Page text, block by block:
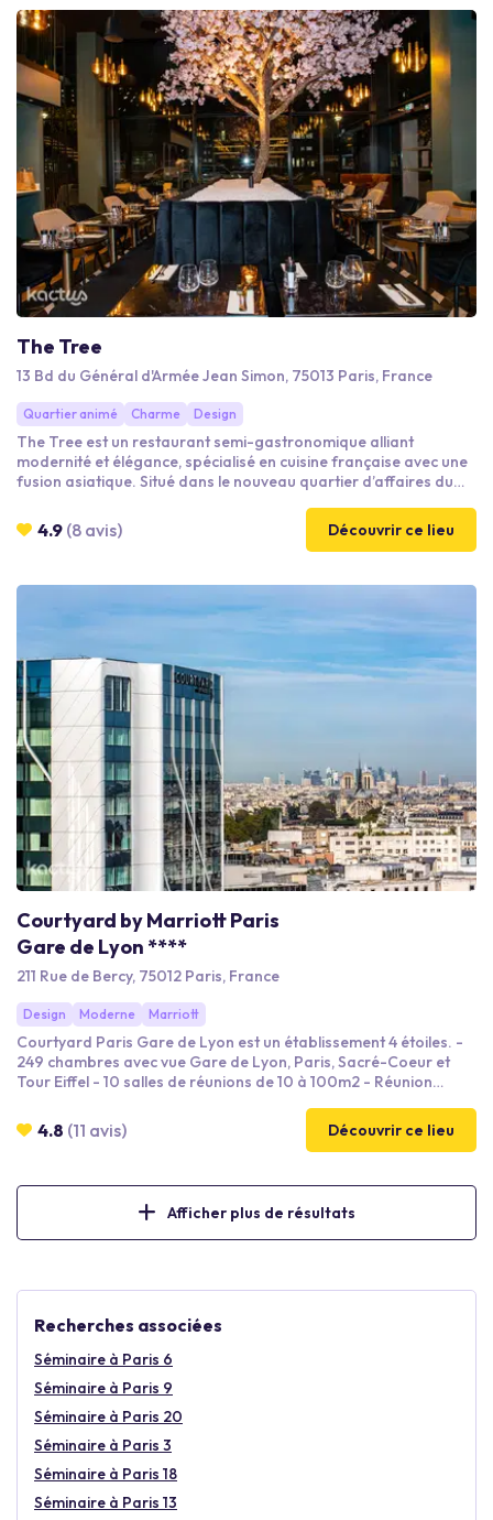
Recherches associées
Séminaire à Paris 6
Séminaire à Paris 9
Séminaire à Paris 20
Séminaire à Paris 3
Séminaire à Paris 18
Séminaire à Paris 13
réside dans cette alchimie : à la fois Vintage et moderne
The Tree
13 Bd du Général d'Armée Jean Simon, 75013 Paris, France
Quartier animé Charme Design
The Tree est un restaurant semi-gastronomique alliant
modernité et élégance, spécialisé en cuisine française avec une
fusion asiatique. Situé dans le nouveau quartier d’affaires du
établissement se trouve à deux pas du métro Bibliothèque
François Mitterand et de l'arrêt Avenue de France sur la ligne
service voiturier.
4.9 (8 avis) Découvrir ce lieu
Courtyard by Marriott Paris
Gare de Lyon ****
211 Rue de Bercy, 75012 Paris, France
Design Moderne Marriott
Courtyard Paris Gare de Lyon est un établissement 4 étoiles. -
249 chambres avec vue Gare de Lyon, Paris, Sacré-Coeur et
Tour Eiffel - 10 salles de réunions de 10 à 100m2 - Réunion
Privatisation de l'ensemble de l'espace possible : 500 m² Ils nous
recommandent : Danone, Kronenbourg, Cap Gemini... faites
4.8 (11 avis) Découvrir ce lieu
Afficher plus de résultats